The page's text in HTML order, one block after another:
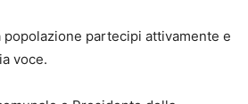
popolazione partecipi attivamente e
voce.